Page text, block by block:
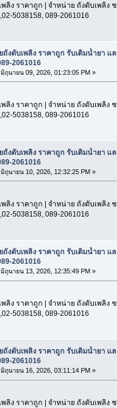
พลิง ราคาถูก | จำหน่าย ถังดับเพลิง
5038158, 089-2061016
ถังดับเพลิง ราคาถูก รับเติมน้ำยา แ
2061016
มิถุนายน 09, 2026, 01:23:05 PM »
พลิง ราคาถูก | จำหน่าย ถังดับเพลิง
5038158, 089-2061016
ถังดับเพลิง ราคาถูก รับเติมน้ำยา แ
2061016
มิถุนายน 10, 2026, 12:32:25 PM »
พลิง ราคาถูก | จำหน่าย ถังดับเพลิง
5038158, 089-2061016
ถังดับเพลิง ราคาถูก รับเติมน้ำยา แ
2061016
มิถุนายน 13, 2026, 12:35:49 PM »
พลิง ราคาถูก | จำหน่าย ถังดับเพลิง
5038158, 089-2061016
ถังดับเพลิง ราคาถูก รับเติมน้ำยา แ
2061016
มิถุนายน 16, 2026, 03:11:14 PM »
พลิง ราคาถูก | จำหน่าย ถังดับเพลิง